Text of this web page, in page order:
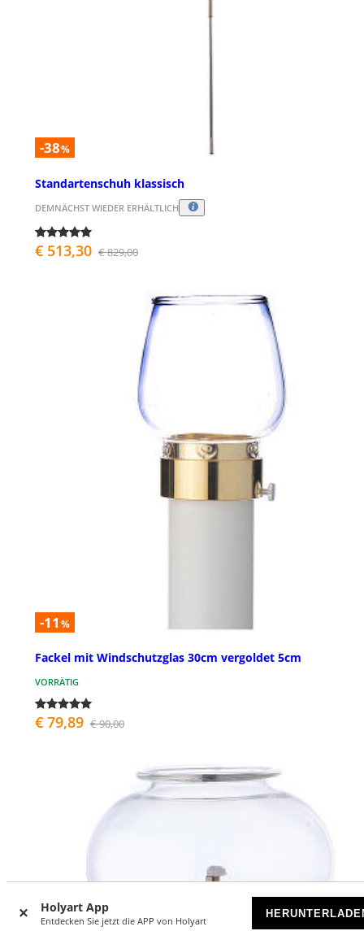
Holyart App
Entdecken Sie jetzt die APP von Holyart
-38%
Standartenschuh klassisch
DEMNÄCHST WIEDER ERHÄLTLICH
€ 513,30 € 829,00
-11 %
Fackel mit Windschutzglas 30cm vergoldet 5cm
VORRÄTIG
€ 79,89 € 90,00